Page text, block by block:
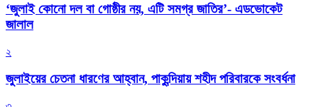
‘জুলাই কোনো দল বা গোষ্ঠীর নয়, এটি সমগ্র জাতির’- এডভোকেট
জালাল
২
জুলাইয়ের চেতনা ধারণের আহ্বান, পাকুন্দিয়ায় শহীদ পরিবারকে সংবর্ধনা